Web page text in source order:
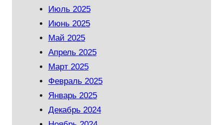
Июль 2025
Июнь 2025
Май 2025
Апрель 2025
Март 2025
Февраль 2025
Январь 2025
Декабрь 2024